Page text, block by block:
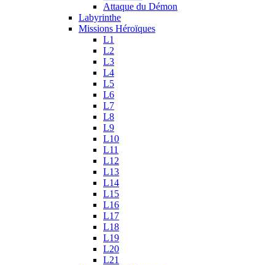
Attaque du Démon
Labyrinthe
Missions Héroïques
L1
L2
L3
L4
L5
L6
L7
L8
L9
L10
L11
L12
L13
L14
L15
L16
L17
L18
L19
L20
L21